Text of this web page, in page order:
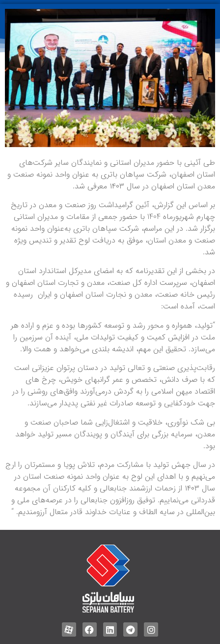
طی آئینی با حضور مدیران استانی و نمایندگان سایر شرکت‌های
استان اصفهان، شرکت سپاهان باتری به عنوان واحد نمونه صنعت و
معدن استان اصفهان در سال ۱۴۰۳ معرفی شد.
بر اساس این گزارش، آئین گرامیداشت روز صنعت و معدن در تاریخ
چهارم شهریورماه 1404 با حضور جمعی از مقامات و مدیران استانی
برگزار شد. در این مراسم، شرکت سپاهان باتری به‌عنوان واحد نمونه
صنعت و معدن استان، موفق به دریافت لوح تقدیر و تندیس ویژه
شد.
در بخشی از این تقدیرنامه که به امضای مدیرکل استاندارد استان
اصفهان، سرپرست اداره کل صنعت، معدن و تجارت استان اصفهان و
رئیس خانه صنعت، معدن و نجارت استان اصفهان و ایران رسیده
است، آمده است:
“تولید، همواره و محور رشد و توسعه کشورها بوده و عزم و اراده هر
ملت در افزایش کمیت و کیفیت تولیدات ملی، آینده آن سرزمین را
می‌سازد. تحقیق این مهم، اندیشه بلندی می‌خواهد و همت والا.
رقابت‌پذیری صنعتی و تعالی تولید در دستان پرتوان عزیزانی است
که با صرف دانش، تخصص و عمر گرانبهای خویش، چرخ های
اقتصاد میهن اسلامی را به گردش درمی‌آورند وافق‌های روشنی را در
جهت خودکفایی و توسعه صادرات غیر نفتی پدیدار می‌سازند.
بی شک نوآوری، خلاقیت و اشتغال‌زایی شما صاحبان صنعت و
معدن، سرمایه بزرگی برای آیندگان و پویندگان مسیر تولید خواهد
بود.
در سال جهش تولید با مشارکت مردم، تلاش پویا و مستمرتان را ارج
می‌نهیم و با اهدای این لوح به عنوان واحد نمونه صنعت استان در
سال ۱۴۰۳ از زحمات ارزشمند جنابعالی و کلیه کارکنان آن مجموعه
قدردانی می‌نماییم. توفیق روزافزون جنابعالی را در عرصه‌های ملی و
بین‌المللی در سایه الطاف و عنایات خداوند قادر متعال آرزومندیم. “